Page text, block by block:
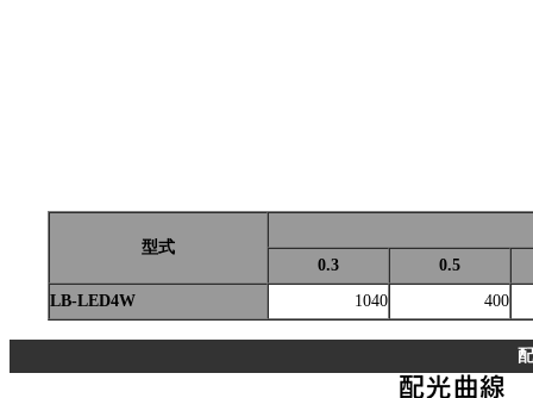
型式
0.3
0.5
LB-LED4W
1040 400